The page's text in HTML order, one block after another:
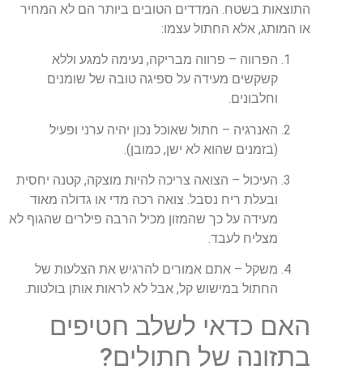
התוצאות בשטח. המדדים הטובים ביותר הם לא המחיר
או המותג, אלא החתול עצמו:
הפרווה – פרווה מבריקה, נעימה למגע וללא
קשקשים מעידה על ספיגה טובה של שומנים
וחלבונים.
האנרגיה – חתול שאוכל נכון יהיה ערני ופעיל
(בזמנים שהוא לא ישן, כמובן).
העיכול – הצואה צריכה להיות מוצקה, קטנה יחסית
ובעלת ריח נסבל. צואה רכה מדי או גדולה מאוד
מעידה על כך שהמזון מכיל הרבה פילרים שהגוף לא
מצליח לעבד.
משקל – אתם אמורים להרגיש את הצלעות של
החתול במישוש קל, אבל לא לראות אותן בולטות.
האם כדאי לשלב חטיפים
בתזונה של חתולים?